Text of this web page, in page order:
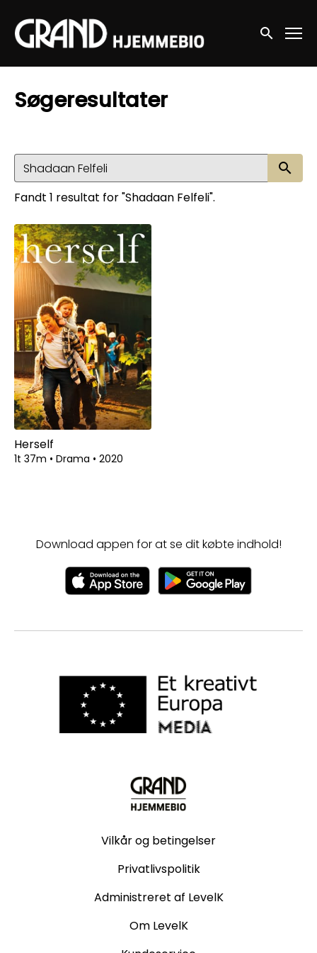
Accessibility Links
Søg nu
Søgeresultater
Fandt 1 resultat for "Shadaan Felfeli".
Herself
1t 37m • Drama • 2020
Download appen for at se dit købte indhold!
Vilkår og betingelser
Privatlivspolitik
Administreret af LevelK
Om LevelK